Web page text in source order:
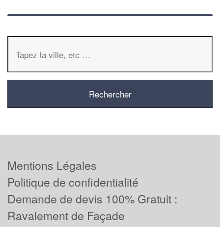
Mentions Légales
Politique de confidentialité
Demande de devis 100% Gratuit :
Ravalement de Façade